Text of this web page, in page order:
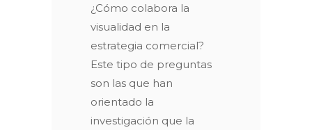
¿Cómo colabora la
visualidad en la
estrategia comercial?
Este tipo de preguntas
son las que han
orientado la
investigación que la